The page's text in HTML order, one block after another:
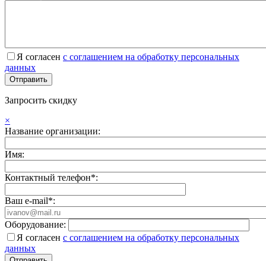
Я согласен с соглашением на обработку персональных
данных
Запросить скидку
×
Название организации:
Имя:
Контактный телефон*:
Ваш e-mail*:
Оборудование:
Я согласен с соглашением на обработку персональных
данных